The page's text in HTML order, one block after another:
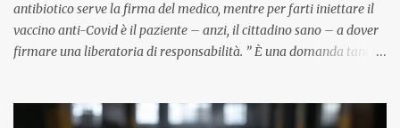
antibiotico serve la firma del medico, mentre per farti iniettare il
vaccino anti-Covid è il paziente – anzi, il cittadino sano – a dover
firmare una liberatoria di responsabilità. ” È una domanda tanto
pandemia. Un interrogativo che dovrebbe scuotere chiunque abbia